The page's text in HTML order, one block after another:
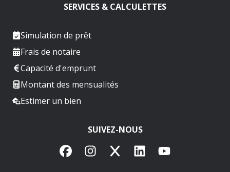
SERVICES & CALCULETTES
Simulation de prêt
Frais de notaire
Capacité d'emprunt
Montant des mensualités
Estimer un bien
SUIVEZ-NOUS
FacebookInstagram
X LinkedInYouTube